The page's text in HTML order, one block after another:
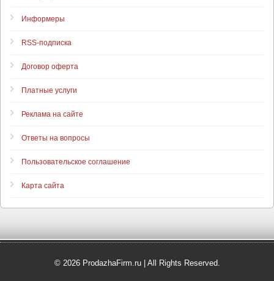
Информеры
RSS-подписка
Договор оферта
Платные услуги
Реклама на сайте
Ответы на вопросы
Пользовательское соглашение
Карта сайта
© 2026 ProdazhaFirm.ru | All Rights Reserved.